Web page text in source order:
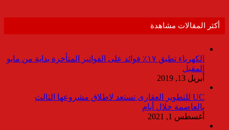
أكثر المقالات مشاهدة
الكهرباء تطبق ١٧٪ فوائد على الفواتير المتأخرة بداية من مايو
المقبل
أبريل 13, 2019
UC للتطوير العقارى تستعد لاطلاق مشروعها الثالث
بالعاصمة خلال أيام
أغسطس 1, 2021